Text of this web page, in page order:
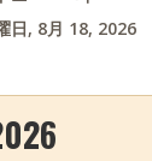
日, 8月 18, 2026